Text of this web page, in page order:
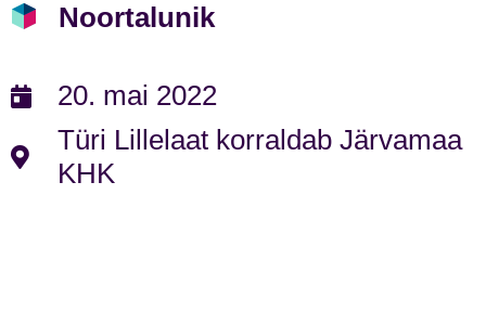
Noortalunik
20. mai 2022
Türi Lillelaat korraldab Järvamaa
KHK